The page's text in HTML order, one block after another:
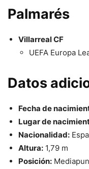
Palmarés
Villarreal CF
UEFA Europa
Datos
Fecha de
Lugar de
Nacionalidad:
Altura: 1,79 m
Posición: